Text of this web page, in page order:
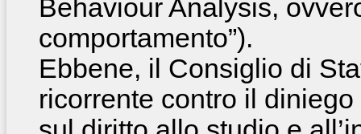
Behaviour Analysis,
comportamento”).
Ebbene, il Consiglio di
ricorrente contro il